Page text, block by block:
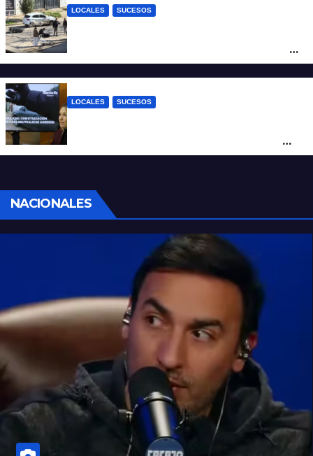
LOCALES SUCESOS
tendida sobre la calzada
LOCALES SUCESOS
con un arma blanca en la ruta 168
NACIONALES